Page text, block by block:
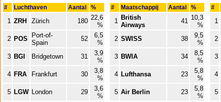
# Luchthaven Aantal %
1 ZRH Zürich 180 22,6
%
2 POS
Port-of-
Spain
52
6,5
%
3 BGI Bridgetown 31
3,9
%
4 FRA Frankfurt 30
3,8
%
5 LGW London 29
3,6
%
# Maatschappij Aantal %
1 British
Airways
41 10,3
%
2 SWISS 38
9,5
%
3 BWIA 34
8,5
%
4 Lufthansa 23
5,8
%
5 Air Berlin 23
5,8
%
#
1
2
3
4
5